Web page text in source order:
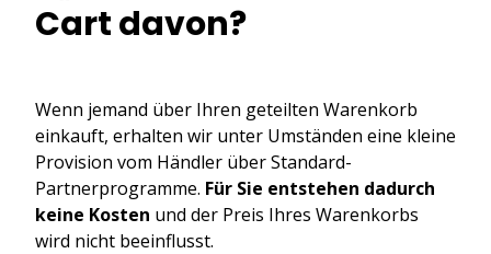
Cart davon?
Wenn jemand über Ihren geteilten Warenkorb
einkauft, erhalten wir unter Umständen eine kleine
Provision vom Händler über Standard-
Partnerprogramme. Für Sie entstehen dadurch
keine Kosten und der Preis Ihres Warenkorbs
wird nicht beeinflusst.